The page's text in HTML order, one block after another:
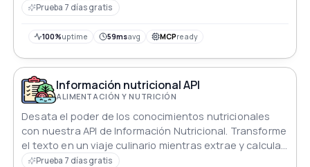
Prueba 7 días gratis
100%uptime 59msavg MCPready
Información nutricional API
ALIMENTACIÓN Y NUTRICIÓN
Desata el poder de los conocimientos nutricionales
con nuestra API de Información Nutricional. Transforme
el texto en un viaje culinario mientras extrae y calcula
datos nutricionales sin esfuerzo. Desde blogs de
Prueba 7 días gratis